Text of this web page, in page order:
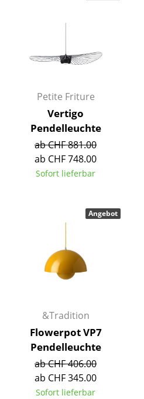
Schreibtische
Stehtische & Stehpulte
Kindertische
Gartentische
Servierwagen
Regale & Schränke
Wandregale
Sideboards & Kommoden
TV Möbel
Beistell- & Rollcontainer
Petite Friture
Vertigo
Pendelleuchte
ab CHF 881.00
ab CHF 748.00
Sofort lieferbar
&Tradition
Flowerpot VP7
Pendelleuchte
ab CHF 406.00
ab CHF 345.00
Sofort lieferbar
Angebot